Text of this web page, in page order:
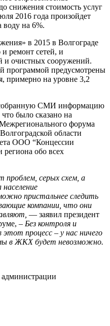
снижения стоимость услуг
2016 года произойдет
воду на 6%.
в 2015 в Волгограде
ремонт сетей, и
и очистных сооружений.
программой предусмотрены
примерно на уровне 3,2
СМИ информацию
было сказано на
форума
области
ООО “Концессии
региона обо всех
серых схем, а
пристальнее следить
компании, что они
— заявил президент
– Без контроля и
этот процесс – у нас ничего
в ЖКХ будет невозможно.